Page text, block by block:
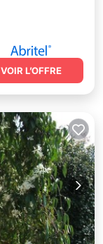
VOIR L’OFFRE